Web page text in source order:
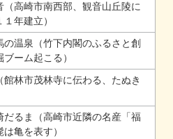
高崎市南西部、観音山丘陵に
年建立）
温泉（竹下内閣のふるさと創
ーム起こる）
林市茂林寺に伝わる、たぬき
るま（高崎市近隣の名産「福
亀を表す）